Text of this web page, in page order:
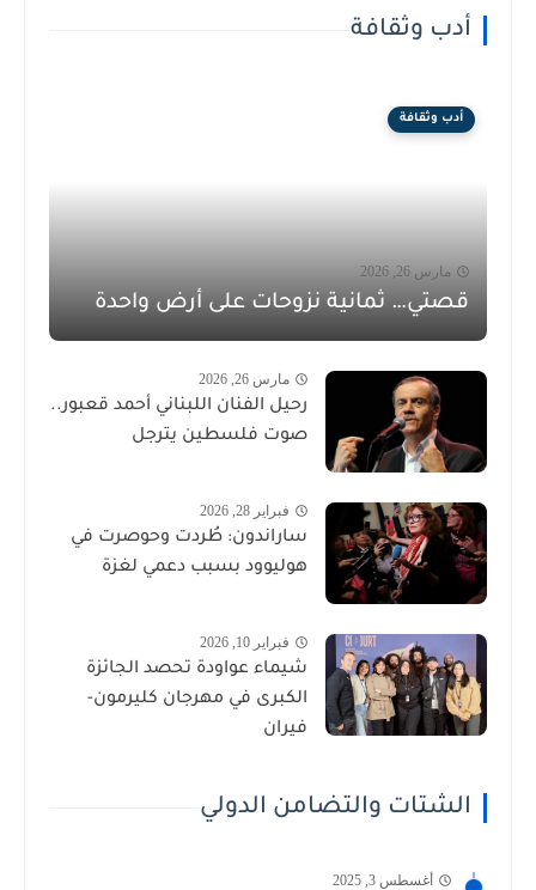
أدب وثقافة
أدب وثقافة
مارس 26, 2026
قصتي… ثمانية نزوحات على أرض واحدة
مارس 26, 2026
رحيل الفنان اللبناني أحمد قعبور..
صوت فلسطين يترجل
فبراير 28, 2026
ساراندون: طُردت وحوصرت في
هوليوود بسبب دعمي لغزة
فبراير 10, 2026
شيماء عواودة تحصد الجائزة
الكبرى في مهرجان كليرمون-
فيران
الشتات والتضامن الدولي
أغسطس 3, 2025